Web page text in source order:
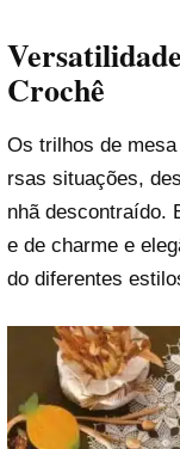
Crochê
Os trilhos de
rsas situações,
nhã descontraído.
e de charme e
do diferentes